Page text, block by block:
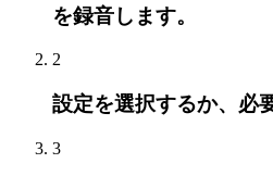
を録音します。
2
設定を選択するか、必
3